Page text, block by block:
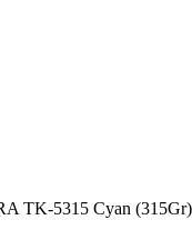
TK-5315 Cyan (315Gr)